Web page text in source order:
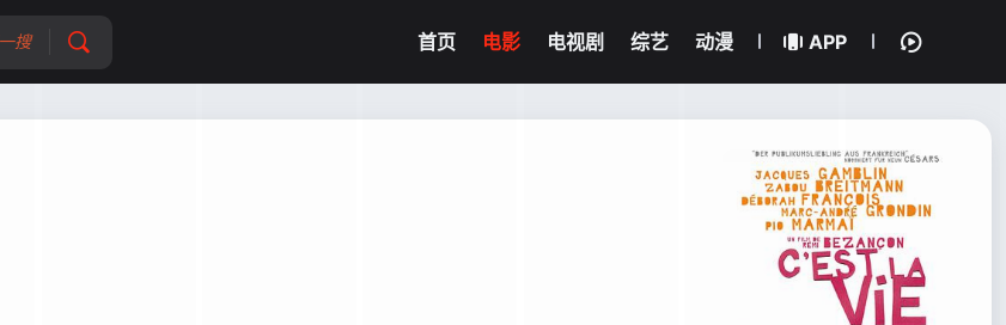
搜 首页 电影 电视剧 综艺 动漫 APP